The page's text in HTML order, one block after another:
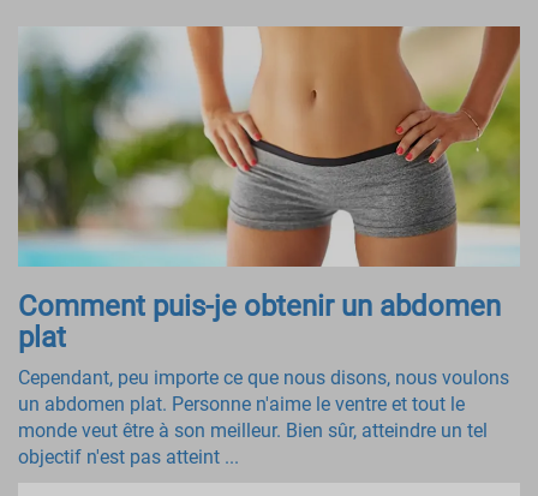
Comment puis-je obtenir un abdomen
plat
Cependant, peu importe ce que nous disons, nous voulons
un abdomen plat. Personne n'aime le ventre et tout le
monde veut être à son meilleur. Bien sûr, atteindre un tel
objectif n'est pas atteint ...